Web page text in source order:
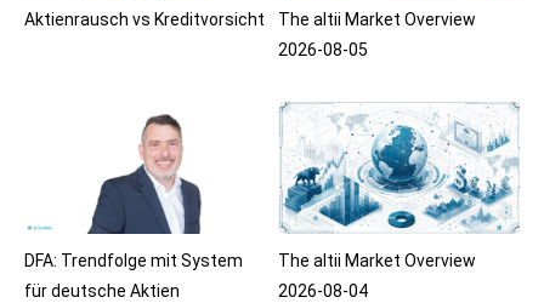
Aktienrausch vs Kreditvorsicht
The altii Market Overview
2026-08-05
DFA: Trendfolge mit System
für deutsche Aktien
The altii Market Overview
2026-08-04